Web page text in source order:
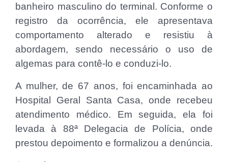
banheiro masculino do terminal. Conforme o
registro da ocorrência, ele apresentava
comportamento alterado e resistiu à
abordagem, sendo necessário o uso de
algemas para contê-lo e conduzi-lo.
A mulher, de 67 anos, foi encaminhada ao
Hospital Geral Santa Casa, onde recebeu
atendimento médico. Em seguida, ela foi
levada à 88ª Delegacia de Polícia, onde
prestou depoimento e formalizou a denúncia.